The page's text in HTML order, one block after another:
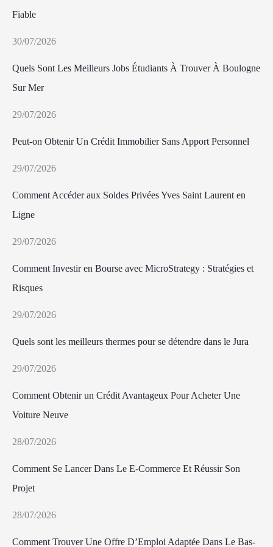
Fiable
30/07/2026
Quels Sont Les Meilleurs Jobs Étudiants À Trouver À Boulogne
Sur Mer
29/07/2026
Peut-on Obtenir Un Crédit Immobilier Sans Apport Personnel
29/07/2026
Comment Accéder aux Soldes Privées Yves Saint Laurent en
Ligne
29/07/2026
Comment Investir en Bourse avec MicroStrategy : Stratégies et
Risques
29/07/2026
Quels sont les meilleurs thermes pour se détendre dans le Jura
29/07/2026
Comment Obtenir un Crédit Avantageux Pour Acheter Une
Voiture Neuve
28/07/2026
Comment Se Lancer Dans Le E-Commerce Et Réussir Son
Projet
28/07/2026
Comment Trouver Une Offre D’Emploi Adaptée Dans Le Bas-